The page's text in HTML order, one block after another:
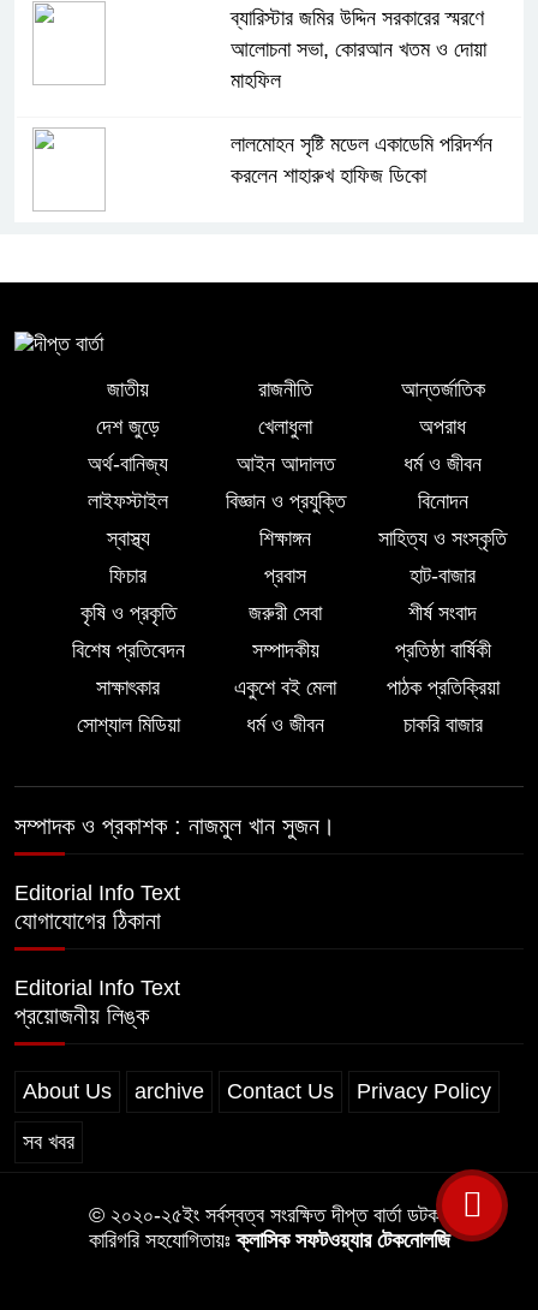
ব্যারিস্টার জমির উদ্দিন সরকারের স্মরণে
আলোচনা সভা, কোরআন খতম ও দোয়া
মাহফিল
লালমোহন সৃষ্টি মডেল একাডেমি পরিদর্শন
করলেন শাহারুখ হাফিজ ডিকো
ইয়াবাসহ মাদক কারবারি আটক
২৯ বছর ধরে নেই কমিটি, অব্যবস্থাপনায়
ধুঁকছে দক্ষিণ আইচা বাজার
লালমোহনে ফেয়ার ডায়াগনস্টিক সেন্টারের
উদ্বোধন
লালমোহনে জুলাই গণঅভ্যুত্থান দিবস
উপলক্ষে আলোচনা সভা
লালমোহনে অতিরিক্ত দামে সার বিক্রি,
ডিলারকে অর্থদন্ড
জাতীয় রাজনীতি
আন্তর্জাতিক
দেশ জুড়ে
খেলাধুলা
অপরাধ
অর্থ-বানিজ্য
আইন আদালত
ধর্ম ও জীবন
লাইফস্টাইল
বিজ্ঞান ও প্রযুক্তি
বিনোদন
স্বাস্থ্য
শিক্ষাঙ্গন
সাহিত্য ও সংস্কৃতি
ফিচার
প্রবাস
হাট-বাজার
কৃষি ও প্রকৃতি
জরুরী সেবা
শীর্ষ সংবাদ
বিশেষ প্রতিবেদন
সম্পাদকীয়
প্রতিষ্ঠা বার্ষিকী
সাক্ষাৎকার
একুশে বই মেলা
পাঠক প্রতিক্রিয়া
সোশ্যাল মিডিয়া
ধর্ম ও জীবন চাকরি বাজার
সম্পাদক ও প্রকাশক : নাজমুল খান সুজন।
Editorial Info Text
যোগাযোগের ঠিকানা
Editorial Info Text
প্রয়োজনীয় লিঙ্ক
About Us archive Contact Us Privacy Policy
সব খবর
© ২০২০-২৫ইং সর্বস্বত্ব সংরক্ষিত দীপ্ত বার্তা ডটকম
কারিগরি সহযোগিতায়ঃক্লাসিক সফটওয়্যার টেকনোলজি